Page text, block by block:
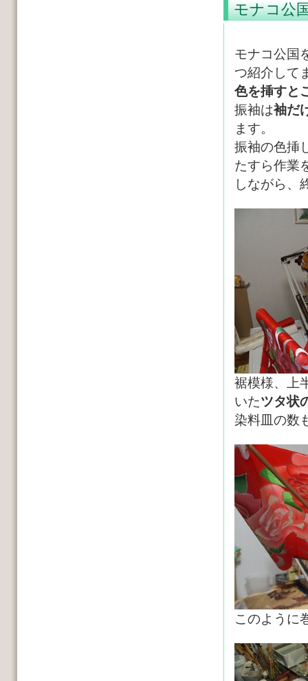
モナコ公
モナコ公国
つ紹介して
色を挿すと
振袖は袖だ
ます。
振袖の色挿
たすら作業
しながら、
裾模様、上
いたツタ状
染料皿の数
このように